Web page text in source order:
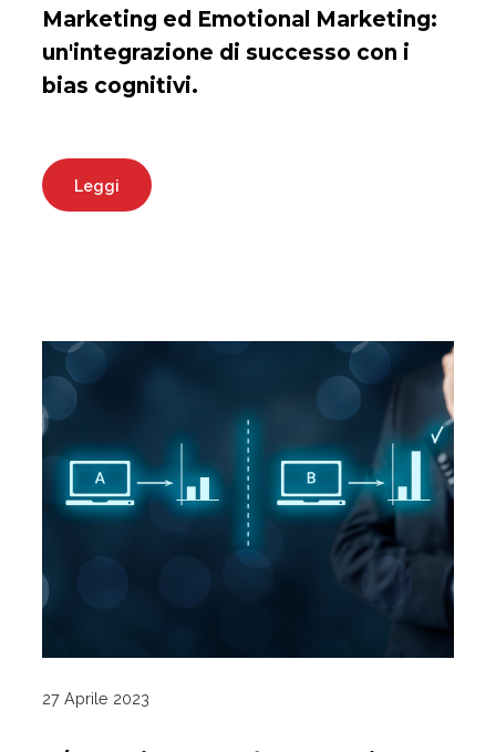
Marketing ed Emotional Marketing:
un'integrazione di successo con i
bias cognitivi.
Leggi
27 Aprile 2023